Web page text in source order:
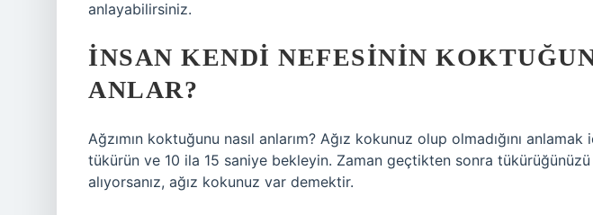
anlayabilirsiniz.
İNSAN KENDI NEFESININ
ANLAR?
Ağzımın koktuğunu nasıl anlarım? Ağız kokunuz olup olmadığını
tükürün ve 10 ila 15 saniye bekleyin. Zaman geçtikten sonra
alıyorsanız, ağız kokunuz var demektir.